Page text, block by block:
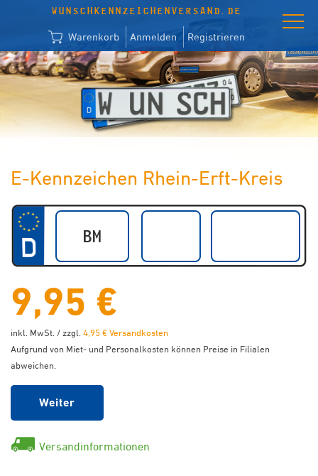
WUNSCHKENNZEICHENVERSAND.DE
Warenkorb Anmelden Registrieren
E-Kennzeichen Rhein-Erft-Kreis
9,95 €
inkl. MwSt. / zzgl. 4,95 € Versandkosten
Aufgrund von Miet- und Personalkosten können Preise in Filialen
abweichen.
Weiter
Versandinformationen